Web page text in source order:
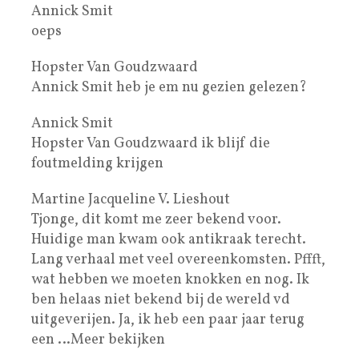
Annick Smit
oeps
Hopster Van Goudzwaard
Annick Smit heb je em nu gezien gelezen?
Annick Smit
Hopster Van Goudzwaard ik blijf die
foutmelding krijgen
Martine Jacqueline V. Lieshout
Tjonge, dit komt me zeer bekend voor.
Huidige man kwam ook antikraak terecht.
Lang verhaal met veel overeenkomsten. Pffft,
wat hebben we moeten knokken en nog. Ik
ben helaas niet bekend bij de wereld vd
uitgeverijen. Ja, ik heb een paar jaar terug
een …Meer bekijken